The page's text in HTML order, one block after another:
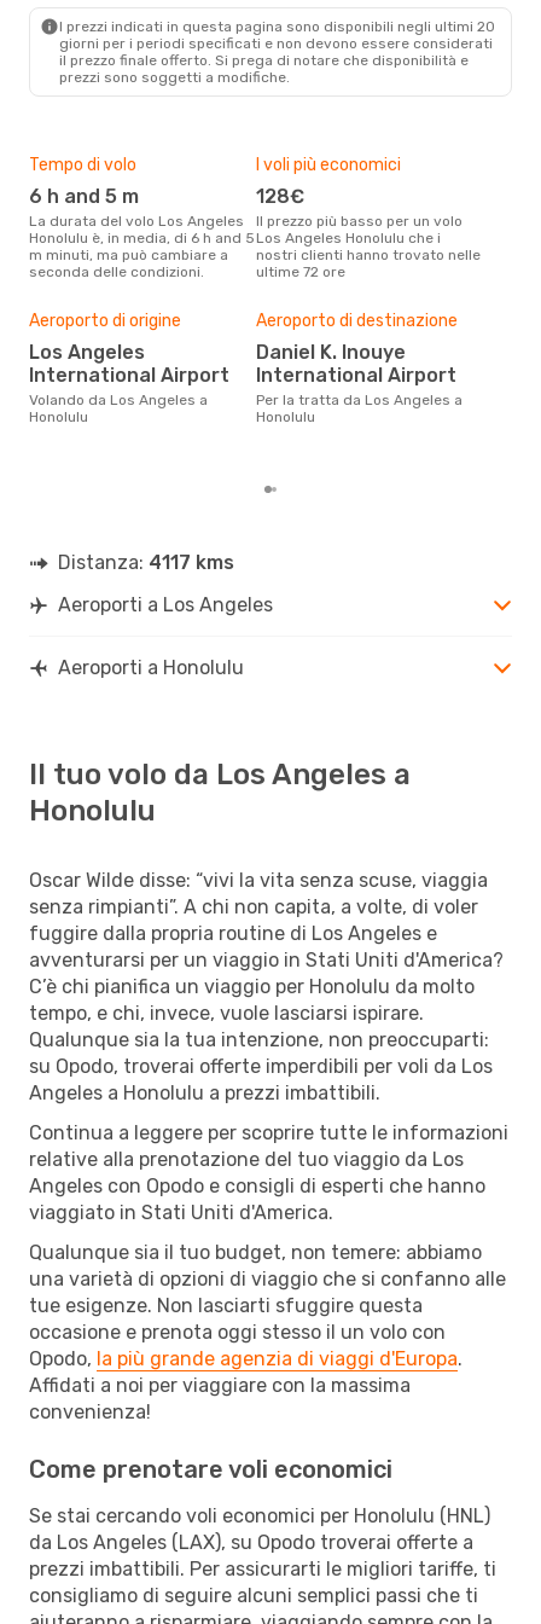
Alaska AirlinesDiretto
HNL- LAX
I prezzi indicati in questa pagina sono disponibili negli ultimi 20
giorni per i periodi specificati e non devono essere considerati
il ​​prezzo finale offerto. Si prega di notare che disponibilità e
prezzi sono soggetti a modifiche.
Tempo di volo
6 h and 5 m
La durata del volo Los Angeles
Honolulu è, in media, di 6 h and 5
m minuti, ma può cambiare a
seconda delle condizioni.
I voli più economici
128€
Il prezzo più basso per un volo
Los Angeles Honolulu che i
nostri clienti hanno trovato nelle
ultime 72 ore
Aeroporto di origine
Los Angeles
International Airport
Volando da Los Angeles a
Honolulu
Aeroporto di destinazione
Daniel K. Inouye
International Airport
Per la tratta da Los Angeles a
Honolulu
Distanza: 4117 kms
Aeroporti a Los Angeles
Aeroporti a Honolulu
Il tuo volo da Los Angeles a
Honolulu
Oscar Wilde disse: “vivi la vita senza scuse, viaggia
senza rimpianti”. A chi non capita, a volte, di voler
fuggire dalla propria routine di Los Angeles e
avventurarsi per un viaggio in Stati Uniti d'America?
C’è chi pianifica un viaggio per Honolulu da molto
tempo, e chi, invece, vuole lasciarsi ispirare.
Qualunque sia la tua intenzione, non preoccuparti:
su Opodo, troverai offerte imperdibili per voli da Los
Angeles a Honolulu a prezzi imbattibili.
Continua a leggere per scoprire tutte le informazioni
relative alla prenotazione del tuo viaggio da Los
Angeles con Opodo e consigli di esperti che hanno
viaggiato in Stati Uniti d'America.
Qualunque sia il tuo budget, non temere: abbiamo
una varietà di opzioni di viaggio che si confanno alle
tue esigenze. Non lasciarti sfuggire questa
occasione e prenota oggi stesso il un volo con
Opodo, la più grande agenzia di viaggi d'Europa.
Affidati a noi per viaggiare con la massima
convenienza!
Come prenotare voli economici
Se stai cercando voli economici per Honolulu (HNL)
da Los Angeles (LAX), su Opodo troverai offerte a
prezzi imbattibili. Per assicurarti le migliori tariffe, ti
consigliamo di seguire alcuni semplici passi che ti